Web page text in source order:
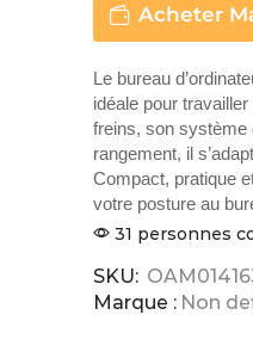
Acheter
Le bureau
idéale pour
freins, son système
rangement, il
Compact, pratique
votre posture au
31 personnes
SKU:
Marque : Non